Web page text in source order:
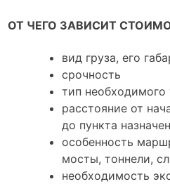
ОТ ЧЕГО ЗАВИСИТ
вид груза, его
срочность
тип необходимого
расстояние от
до пункта
особенность
мосты, тоннели,
необходимость